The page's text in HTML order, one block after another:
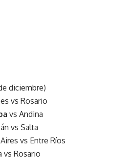
diciembre)
vs Rosario
vs Andina
vs Salta
vs Entre Ríos
vs Rosario